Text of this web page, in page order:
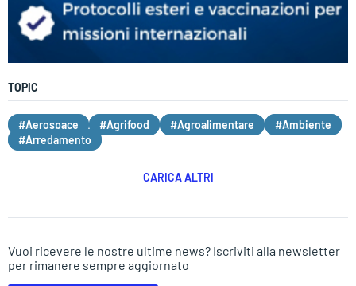
TOPIC
#Aerospace #Agrifood #Agroalimentare
#Ambiente
#Arredamento
CARICA ALTRI
Vuoi ricevere le nostre ultime news? Iscriviti alla newsletter
per rimanere sempre aggiornato